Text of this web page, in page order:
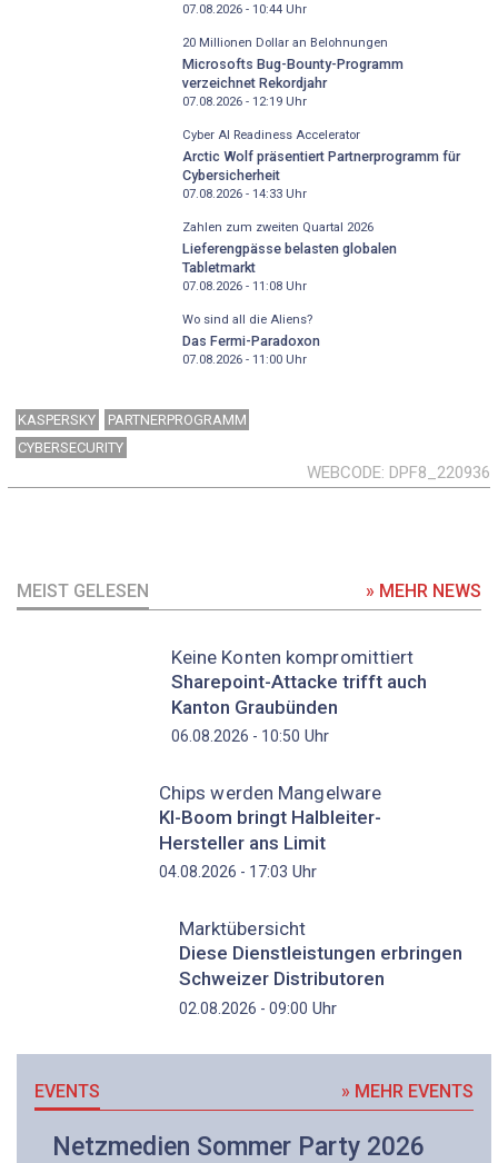
07.08.2026 - 10:44Uhr
20 Millionen Dollar an Belohnungen
Microsofts Bug-Bounty-Programm
verzeichnet Rekordjahr
07.08.2026 - 12:19Uhr
Cyber AI Readiness Accelerator
Arctic Wolf präsentiert Partnerprogramm für
Cybersicherheit
07.08.2026 - 14:33Uhr
Zahlen zum zweiten Quartal 2026
Lieferengpässe belasten globalen
Tabletmarkt
07.08.2026 - 11:08Uhr
Wo sind all die Aliens?
Das Fermi-Paradoxon
07.08.2026 - 11:00Uhr
KASPERSKY
PARTNERPROGRAMM
CYBERSECURITY
WEBCODE DPF8_220936
MEIST GELESEN » MEHR NEWS
Keine Konten kompromittiert
Sharepoint-Attacke trifft auch
Kanton Graubünden
06.08.2026 - 10:50 Uhr
Chips werden Mangelware
KI-Boom bringt Halbleiter-
Hersteller ans Limit
04.08.2026 - 17:03 Uhr
Marktübersicht
Diese Dienstleistungen erbringen
Schweizer Distributoren
02.08.2026 - 09:00 Uhr
EVENTS » MEHR EVENTS
Netzmedien Sommer Party 2026